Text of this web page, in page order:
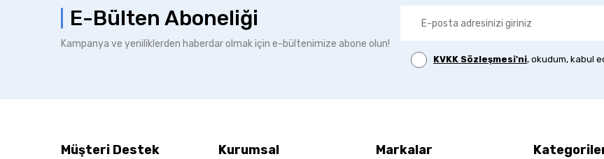
E-Bülten Aboneliği
Kampanya ve yeniliklerden haberdar olmak için e-bültenimize abone olun!
KVKK Sözleşmesi'ni, okudum, kabul
Müşteri Destek Kurumsal Markalar